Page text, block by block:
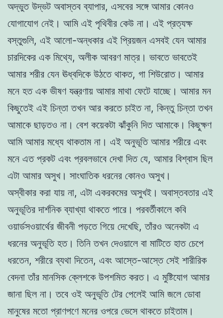
অদ্ভুত উদ্ভট অবাস্তব ব্যাপার, এসবের সঙ্গে আমার কোনও
যোগাযোগ নেই। আমি এই পৃথিবীর কেউ না। এই প্রত্যক্ষ
বস্তুগুলি, এই আলো-অন্ধকার এই প্রিয়জন এসবই যেন আমার
চারদিকের এক মিথ্যে, অলীক আবরণ মাত্র। ভাবতে ভাবতেই
আমার শরীর যেন ঊধ্বদিকে উঠতে থাকত, গা শিউরোত। আমার
মনে হত এক ভীষণ যন্ত্রণায় আমার মাথা ফেটে যাচ্ছে। আমার মন
কিছুতেই এই চিন্তা তখন আর করতে চাইত না, কিন্তু চিন্তা তখন
আমাকে ছাড়তও না। বেশ কয়েকটা ঝাঁকুনি দিত আমাকে। কিছুক্ষণ
আমি আমার মধ্যে থাকতাম না। এই অনুভূতি আমার শরীরে এবং
মনে এত প্রকট এবং প্রবলভাবে দেখা দিত যে, আমার বিশ্বাস ছিল
এটা আমার অসুখ। সাংঘাতিক ধরনের কোনও অসুখ।
অস্বীকার করা যায় না, এটা একরকমের অসুখই। অবাস্তবতার এই
অনুভূতির দার্শনিক ব্যাখ্যা থাকতে পারে। পরবর্তীকালে কবি
ওয়ার্ডসওয়ার্থের জীবনী পড়তে গিয়ে দেখেছি, তাঁরও অনেকটা এ
ধরনের অনুভূতি হত। তিনি তখন দেওয়ালে বা মাটিতে হাত চেপে
ধরতেন, শরীরে ব্যথা দিতেন, এবং আস্তে-আস্তে সেই শারীরিক
বেদনা তাঁর মানসিক ক্লেশকে উপশমিত করত। এ মুষ্টিযোগ আমার
জানা ছিল না। তবে ওই অনুভূতি টের পেলেই আমি জলে ডোবা
মানুষের মতো প্রাণপণে মনের ওপরে ভেসে থাকতে চাইতাম।